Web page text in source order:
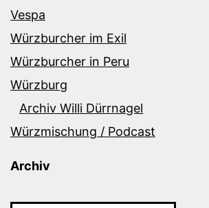
Vespa
Würzburcher im Exil
Würzburcher in Peru
Würzburg
Archiv Willi Dürrnagel
Würzmischung / Podcast
Archiv